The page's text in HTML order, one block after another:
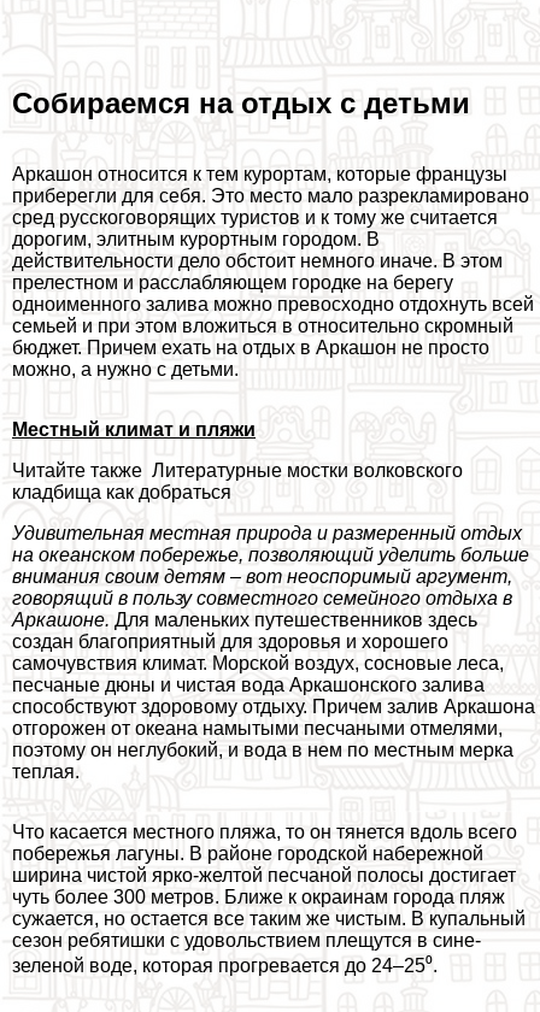
Собираемся на отдых с детьми
Аркашон относится к тем курортам, которые французы
приберегли для себя. Это место мало разрекламировано
сред русскоговорящих туристов и к тому же считается
дорогим, элитным курортным городом. В
действительности дело обстоит немного иначе. В этом
прелестном и расслабляющем городке на берегу
одноименного залива можно превосходно отдохнуть всей
семьей и при этом вложиться в относительно скромный
бюджет. Причем ехать на отдых в Аркашон не просто
можно, а нужно с детьми.
Местный климат и пляжи
Читайте также Литературные мостки волковского
кладбища как добраться
Удивительная местная природа и размеренный отдых
на океанском побережье, позволяющий уделить больше
внимания своим детям – вот неоспоримый аргумент,
говорящий в пользу совместного семейного отдыха в
Аркашоне. Для маленьких путешественников здесь
создан благоприятный для здоровья и хорошего
самочувствия климат. Морской воздух, сосновые леса,
песчаные дюны и чистая вода Аркашонского залива
способствуют здоровому отдыху. Причем залив Аркашона
отгорожен от океана намытыми песчаными отмелями,
поэтому он неглубокий, и вода в нем по местным мерка
теплая.
Что касается местного пляжа, то он тянется вдоль всего
побережья лагуны. В районе городской набережной
ширина чистой ярко-желтой песчаной полосы достигает
чуть более 300 метров. Ближе к окраинам города пляж
сужается, но остается все таким же чистым. В купальный
сезон ребятишки с удовольствием плещутся в сине-
зеленой воде, которая прогревается до 24–25⁰.